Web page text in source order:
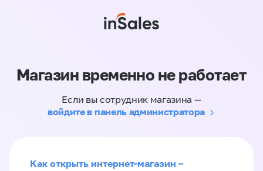
Магазин временно не работает
Если вы сотрудник магазина —
войдите в панель администратора
Как открыть интернет-магазин –